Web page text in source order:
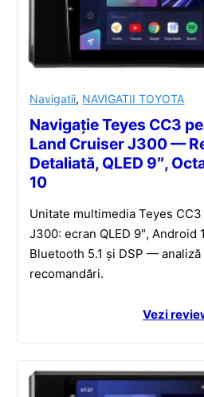
Navigatii, NAVIGATII TOYOTA
Navigație Teyes CC3
Land Cruiser J300 —
Detaliată, QLED 9″,
10
Unitate multimedia Teyes
J300: ecran QLED 9″, Android
Bluetooth 5.1 și DSP — analiză
recomandări.
Vezi